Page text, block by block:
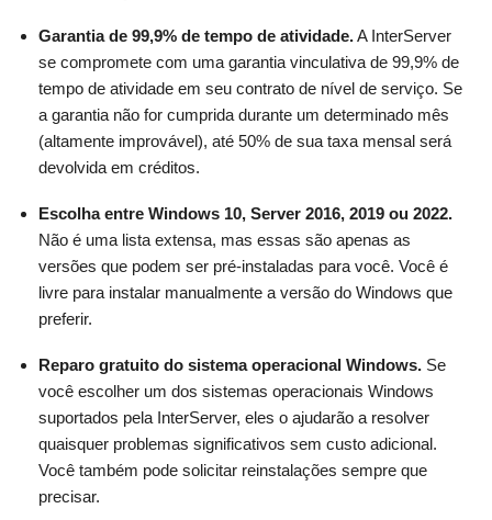
Garantia de 99,9% de tempo de atividade.A InterServer
se compromete com uma garantia vinculativa de 99,9% de
tempo de atividade em seu contrato de nível de serviço. Se
a garantia não for cumprida durante um determinado mês
(altamente improvável), até 50% de sua taxa mensal será
devolvida em créditos.
Escolha entre Windows 10, Server 2016, 2019 ou 2022.
Não é uma lista extensa, mas essas são apenas as
versões que podem ser pré-instaladas para você. Você é
livre para instalar manualmente a versão do Windows que
preferir.
Reparo gratuito do sistema operacional Windows. Se
você escolher um dos sistemas operacionais Windows
suportados pela InterServer, eles o ajudarão a resolver
quaisquer problemas significativos sem custo adicional.
Você também pode solicitar reinstalações sempre que
precisar.